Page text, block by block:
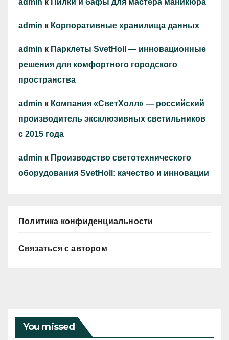
admin к Пилки и бафы для мастера маникюра
admin к Корпоративные хранилища данных
admin к Парклеты SvetHoll — инновационные
решения для комфортного городского
пространства
admin к Компания «СветХолл» — российский
производитель эксклюзивных светильников
с 2015 года
admin к Производство светотехнического
оборудования SvetHoll: качество и инновации
Политика конфиденциальности
Связаться с автором
You missed